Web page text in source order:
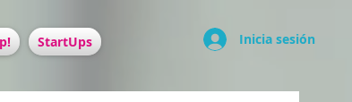
StartUps Inicia sesión